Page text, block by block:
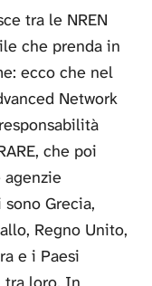
tra le NREN
che prenda in
ecco che nel
Network
che poi
agenzie
Grecia,
Regno Unito,
e i Paesi